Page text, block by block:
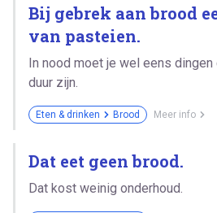
Bij gebrek aan brood
van pasteien.
In nood moet je wel eens
duur zijn.
Eten & drinken Brood Meer info
Dat eet geen brood.
Dat kost weinig onderhoud.